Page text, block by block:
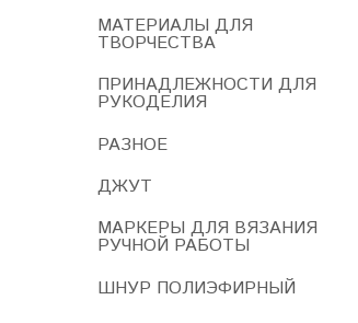
МАТЕРИАЛЫ ДЛЯ
ТВОРЧЕСТВА
ПРИНАДЛЕЖНОСТИ ДЛЯ
РУКОДЕЛИЯ
РАЗНОЕ
ДЖУТ
МАРКЕРЫ ДЛЯ ВЯЗАНИЯ
РУЧНОЙ РАБОТЫ
ШНУР ПОЛИЭФИРНЫЙ